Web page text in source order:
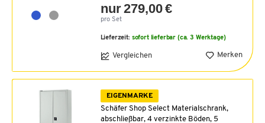
nur 279,00 €
pro Set
Lieferzeit: sofort lieferbar (ca. 3 Werktage)
Vergleichen Merken
EIGENMARKE
Schäfer Shop Select Materialschrank,
abschließbar, 4 verzinkte Böden, 5